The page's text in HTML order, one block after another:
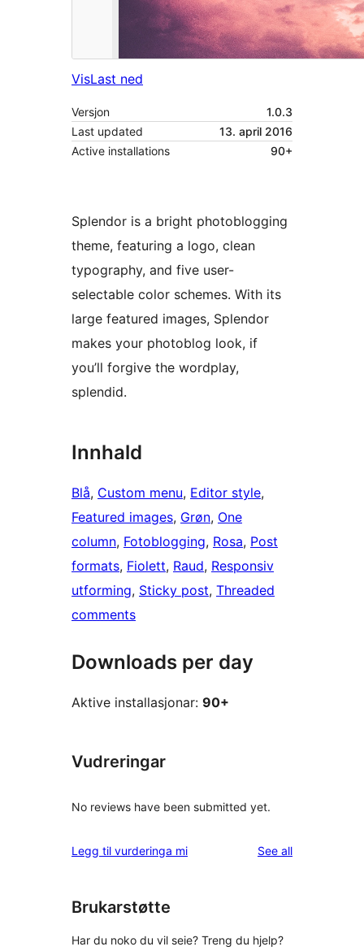
VisLast ned
Versjon
1.0.3
Last updated
13. april 2016
Active installations
90+
Splendor is a bright photoblogging
theme, featuring a logo, clean
typography, and five user-
selectable color schemes. With its
large featured images, Splendor
makes your photoblog look, if
you’ll forgive the wordplay,
splendid.
Innhald
Blå, Custom menu, Editor style
Featured images, Grøn, One
column, Fotoblogging, Rosa, Post
formats, Fiolett, Raud, Responsiv
utforming, Sticky post, Threaded
comments
Downloads per day
Aktive installasjonar: 90+
Vudreringar
No reviews have been submitted yet.
Legg til vurderinga mi See allreviews
Brukarstøtte
Har du noko du vil seie? Treng du hjelp?